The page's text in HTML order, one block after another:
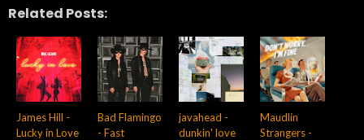
Related Posts:
James Hill -
Lucky in Love
Bad Flamingo
- Fast
javahead -
dunkin' love
Maudlin
Strangers -